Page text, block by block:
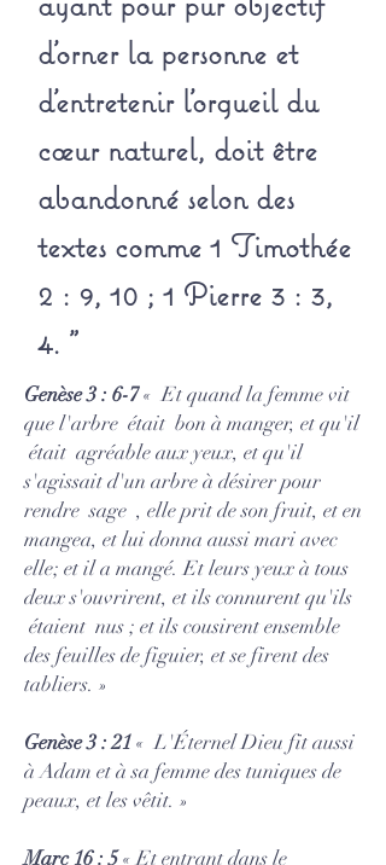
d'orner la personne et
d'entretenir l'orgueil du
cœur naturel, doit être
abandonné selon des
textes comme 1 Timothée
2 : 9, 10 ; 1 Pierre 3 : 3,
4. "
Genèse 3 : 6-7« Et quand la femme vit
que l'arbre était bon à manger, et qu'il
était agréable aux yeux, et qu'il
s'agissait d'un arbre à désirer pour
rendre sage , elle prit de son fruit, et en
mangea, et lui donna aussi mari avec
elle; et il a mangé. Et leurs yeux à tous
deux s'ouvrirent, et ils connurent qu'ils
étaient nus ; et ils cousirent ensemble
des feuilles de figuier, et se firent des
tabliers. »
Genèse 3 : 21« L'Éternel Dieu fit aussi
à Adam et à sa femme des tuniques de
peaux, et les vêtit. »
Marc 16 : 5« Et entrant dans le